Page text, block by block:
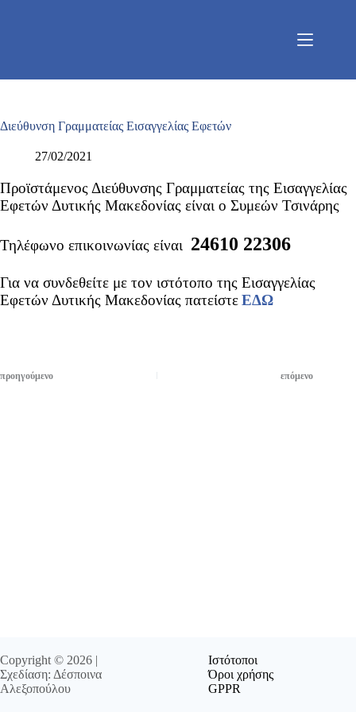
Διεύθυνση Γραμματείας Εισαγγελίας Εφετών
27/02/2021
Προϊστάμενος Διεύθυνσης Γραμματείας της Εισαγγελίας
Εφετών Δυτικής Μακεδονίας είναι ο Συμεών Τσινάρης
Τηλέφωνο επικοινωνίας είναι 24610 22306
Για να συνδεθείτε με τον ιστότοπο της Εισαγγελίας
Εφετών Δυτικής Μακεδονίας πατείστεΕΔΩ
προηγούμενο επόμενο
Copyright © 2026 |
Σχεδίαση: Δέσποινα
Αλεξοπούλου
Ιστότοποι
Όροι χρήσης
GPPR